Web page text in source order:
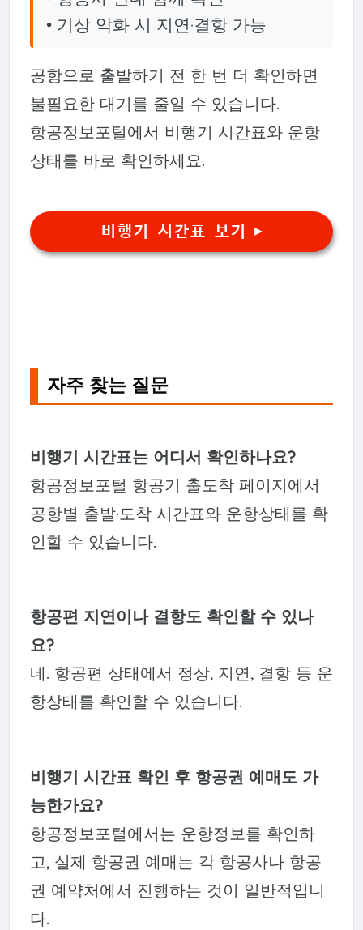
• 기상 악화 시 지연·결항 가능
공항으로 출발하기 전 한 번 더 확인하면
불필요한 대기를 줄일 수 있습니다.
항공정보포털에서 비행기 시간표와 운항
상태를 바로 확인하세요.
비행기 시간표 보기 ▶
자주 찾는 질문
비행기 시간표는 어디서 확인하나요?
항공정보포털 항공기 출도착 페이지에서
공항별 출발·도착 시간표와 운항상태를 확
인할 수 있습니다.
항공편 지연이나 결항도 확인할 수 있나
요?
네. 항공편 상태에서 정상, 지연, 결항 등 운
항상태를 확인할 수 있습니다.
비행기 시간표 확인 후 항공권 예매도 가
능한가요?
항공정보포털에서는 운항정보를 확인하
고, 실제 항공권 예매는 각 항공사나 항공
권 예약처에서 진행하는 것이 일반적입니
다.